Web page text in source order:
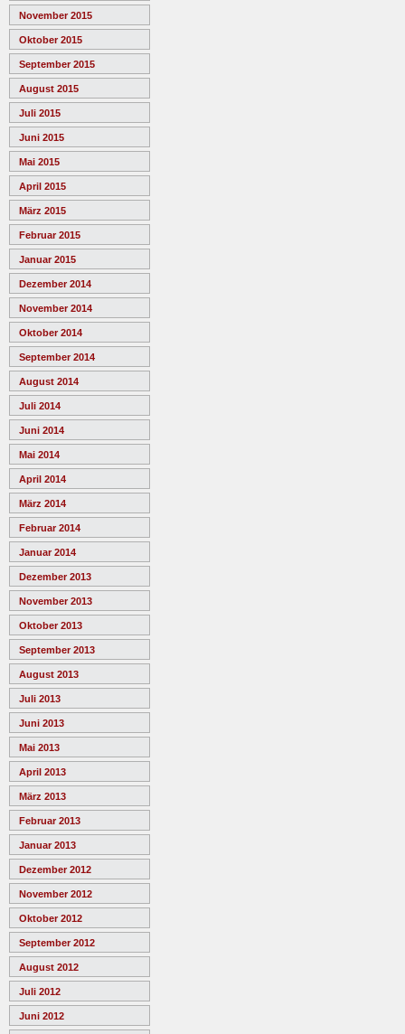
November 2015
Oktober 2015
September 2015
August 2015
Juli 2015
Juni 2015
Mai 2015
April 2015
März 2015
Februar 2015
Januar 2015
Dezember 2014
November 2014
Oktober 2014
September 2014
August 2014
Juli 2014
Juni 2014
Mai 2014
April 2014
März 2014
Februar 2014
Januar 2014
Dezember 2013
November 2013
Oktober 2013
September 2013
August 2013
Juli 2013
Juni 2013
Mai 2013
April 2013
März 2013
Februar 2013
Januar 2013
Dezember 2012
November 2012
Oktober 2012
September 2012
August 2012
Juli 2012
Juni 2012